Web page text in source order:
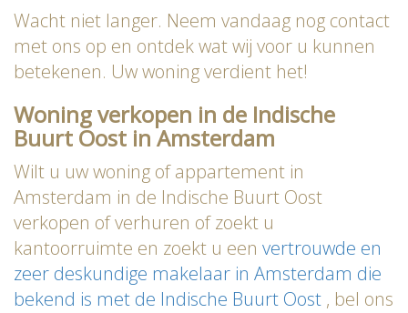
Wacht niet langer. Neem vandaag nog contact
met ons op en ontdek wat wij voor u kunnen
betekenen. Uw woning verdient het!
Woning verkopen in de Indische
Buurt Oost in Amsterdam
Wilt u uw woning of appartement in
Amsterdam in de Indische Buurt Oost
verkopen of verhuren of zoekt u
kantoorruimte en zoekt u een vertrouwde en
zeer deskundige makelaar in Amsterdam die
bekend is met de Indische Buurt Oost , bel ons